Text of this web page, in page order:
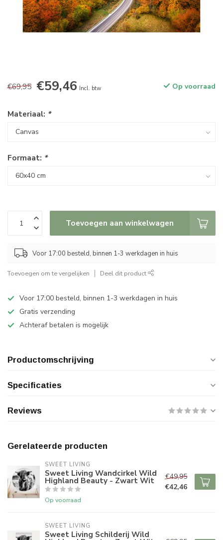
€69,95 €59,46 Incl. btw Op voorraad
Materiaal: *
Formaat: *
Toevoegen aan winkelwagen
Voor 17:00 besteld, binnen 1-3 werkdagen in huis
Toevoegen om te vergelijken Deel dit product
Voor 17:00 besteld, binnen 1-3 werkdagen in huis
Gratis verzending
Achteraf betalen is mogelijk
Productomschrijving
Specificaties
Reviews
Gerelateerde producten
SWEET LIVING
Sweet Living Wandcirkel Wild
Highland Beauty - Zwart Wit
Op voorraad
€49,95
€42,46
SWEET LIVING
Sweet Living Schilderij Wild